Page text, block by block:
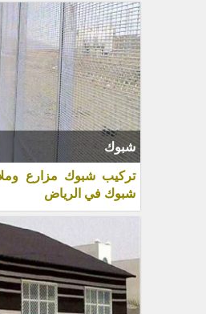
شبوك
تركيب شبوك مزارع
شبوك في الرياض